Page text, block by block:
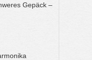
Gepäck –